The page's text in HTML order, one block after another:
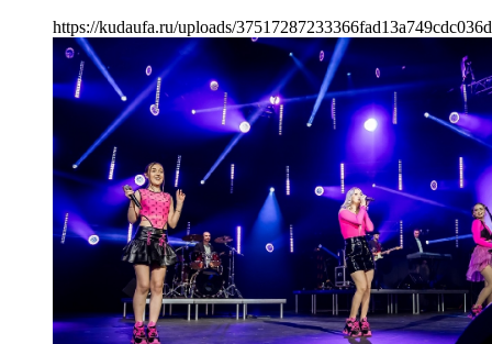
https://kudaufa.ru/uploads/